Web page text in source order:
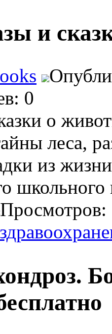
и
0
о
леса,
из
школьного
Просмотров: